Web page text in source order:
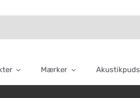
Mærker Akustikpuds